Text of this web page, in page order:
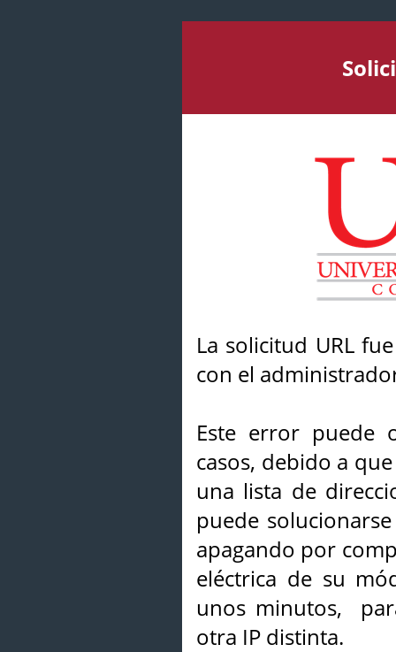
La solicitud URL
con el
Este error puede
casos, debido a
una lista de
puede
apagando por
eléctrica de su
unos minutos,
otra IP distinta.